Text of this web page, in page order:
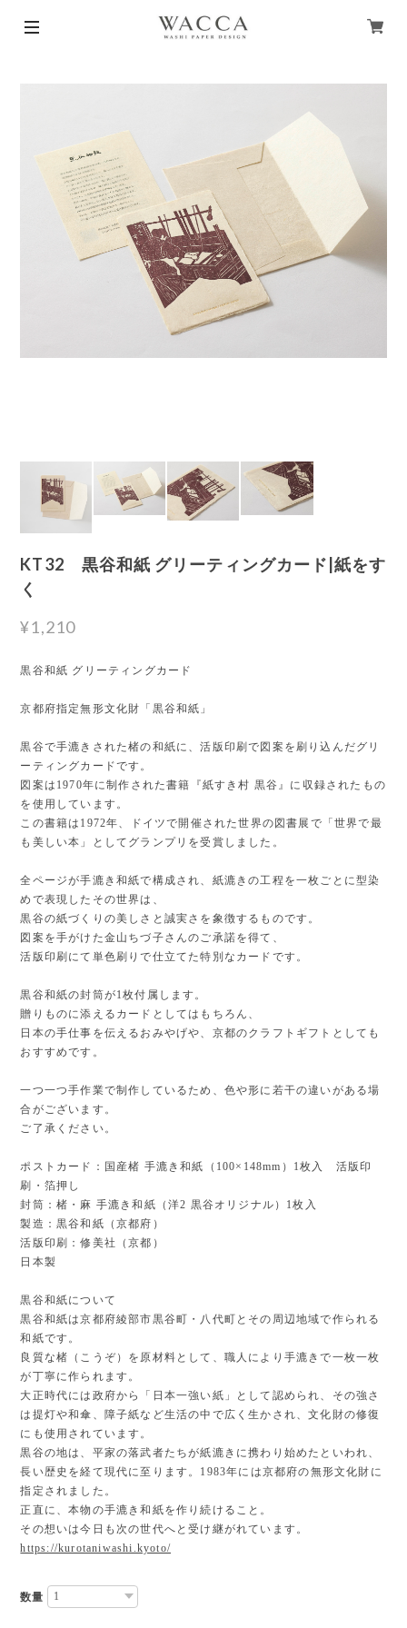
KT32 黒谷和紙 グリーティングカード|紙をす
く
¥1,210
黒谷和紙 グリーティングカード
京都府指定無形文化財「黒谷和紙」
黒谷で手漉きされた楮の和紙に、活版印刷で図案を刷り込んだグリ
ーティングカードです。
図案は1970年に制作された書籍『紙すき村 黒谷』に収録されたもの
を使用しています。
この書籍は1972年、ドイツで開催された世界の図書展で「世界で最
も美しい本」としてグランプリを受賞しました。
全ページが手漉き和紙で構成され、紙漉きの工程を一枚ごとに型染
めで表現したその世界は、
黒谷の紙づくりの美しさと誠実さを象徴するものです。
図案を手がけた金山ちづ子さんのご承諾を得て、
活版印刷にて単色刷りで仕立てた特別なカードです。
黒谷和紙の封筒が1枚付属します。
贈りものに添えるカードとしてはもちろん、
日本の手仕事を伝えるおみやげや、京都のクラフトギフトとしても
おすすめです。
一つ一つ手作業で制作しているため、色や形に若干の違いがある場
合がございます。
ご了承ください。
ポストカード：国産楮 手漉き和紙（100×148mm）1枚入 活版印
刷・箔押し
封筒：楮・麻 手漉き和紙（洋2 黒谷オリジナル）1枚入
製造：黒谷和紙（京都府）
活版印刷：修美社（京都）
日本製
黒谷和紙について
黒谷和紙は京都府綾部市黒谷町・八代町とその周辺地域で作られる
和紙です。
良質な楮（こうぞ）を原材料として、職人により手漉きで一枚一枚
が丁寧に作られます。
大正時代には政府から「日本一強い紙」として認められ、その強さ
は提灯や和傘、障子紙など生活の中で広く生かされ、文化財の修復
にも使用されています。
黒谷の地は、平家の落武者たちが紙漉きに携わり始めたといわれ、
長い歴史を経て現代に至ります。1983年には京都府の無形文化財に
指定されました。
正直に、本物の手漉き和紙を作り続けること。
その想いは今日も次の世代へと受け継がれています。
https://kurotaniwashi.kyoto/
数量